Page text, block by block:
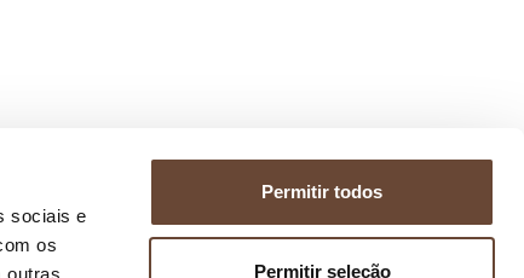
sociais e
os
Permitir todos
Permitir seleção